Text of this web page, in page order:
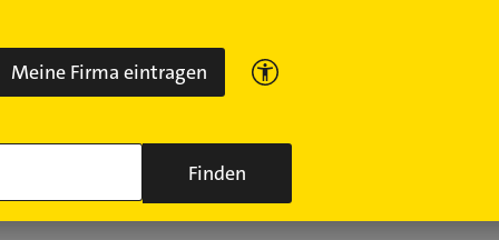
Meine Firma eintragen
Finden